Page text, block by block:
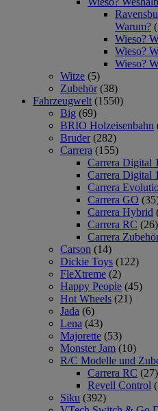
Warum?
Wieso?
Wieso?
Wieso?
Witze (5)
Zubehör (38)
Fahrzeugwelt (1550)
Big (69)
BRIO Holzeisenbahn
Bruder (282)
Carrera (155)
Carrera Digital
Carrera Digital
Carrera
Carrera GO
Carrera Hybrid
Carrera RC (26)
Carrera
Carson (14)
Dickie Toys (122)
FleXtreme (2)
Happy People (45)
Hot Wheels (21)
Jada (6)
Lena (43)
Majorette (53)
Monster Jam (10)
R/C Modelle und
Carrera RC (27)
Revell Control
Siku (392)